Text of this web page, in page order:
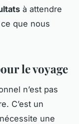
à attendre
que nous
le voyage
n’est pas
C’est un
une